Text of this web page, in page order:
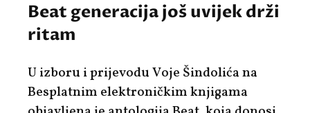
Beat generacija još uvijek drži
ritam
U izboru i prijevodu Voje Šindolića na
Besplatnim elektroničkim knjigama